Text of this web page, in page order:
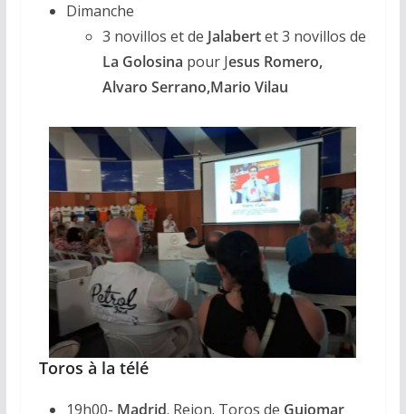
Dimanche
3 novillos et de Jalabertet 3 novillos de
La Golosina pour Jesus Romero,
Alvaro Serrano,Mario Vilau
Toros à la télé
19h00- Madrid. Rejon. Toros de Guiomar